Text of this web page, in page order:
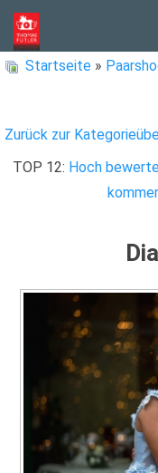
Startseite »
Zurück zur
TOP 12: Hoch